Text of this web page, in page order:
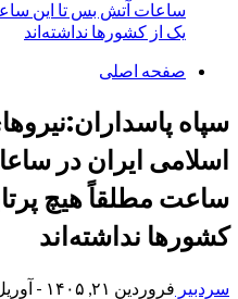
ساعات آتش بس تا این
یک از کشورها نداشته‌اند‌
صفحه اصلی
سپاه
اسلامی ایران در
ساعت مطلقاً هیچ
کشورها نداشته‌اند‌
سردبیر فروردین ۲۱, ۱۴۰۵ - آوریل ۱۰, ۲۰۲۶